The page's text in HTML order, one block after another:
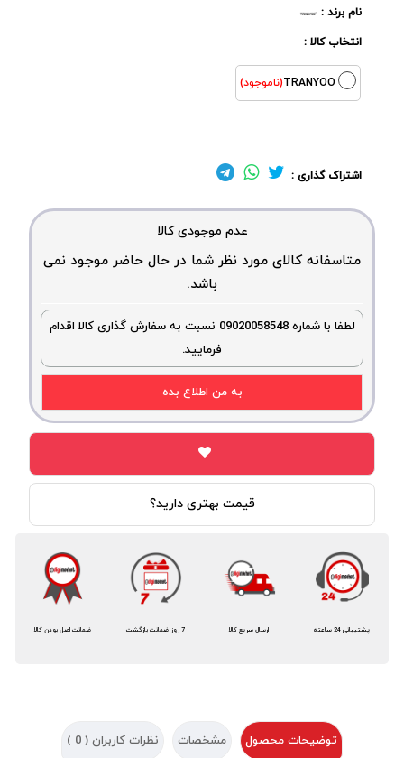
نام برند :
انتخاب کالا :
TRANYOO(ناموجود)
اشتراک گذاری :
عدم موجودی کالا
متاسفانه کالای مورد نظر شما در حال حاضر موجود نمی
باشد.
لطفا با شماره 09020058548 نسبت به سفارش گذاری کالا اقدام
فرمایید.
به من اطلاع بده
قیمت بهتری دارید؟
ضمانت اصل بودن کالا 7 روز ضمانت بازگشت ارسال سریع کالا پشتیبانی 24 ساعته
توضیحات محصول مشخصات نظرات کاربران ( 0
)